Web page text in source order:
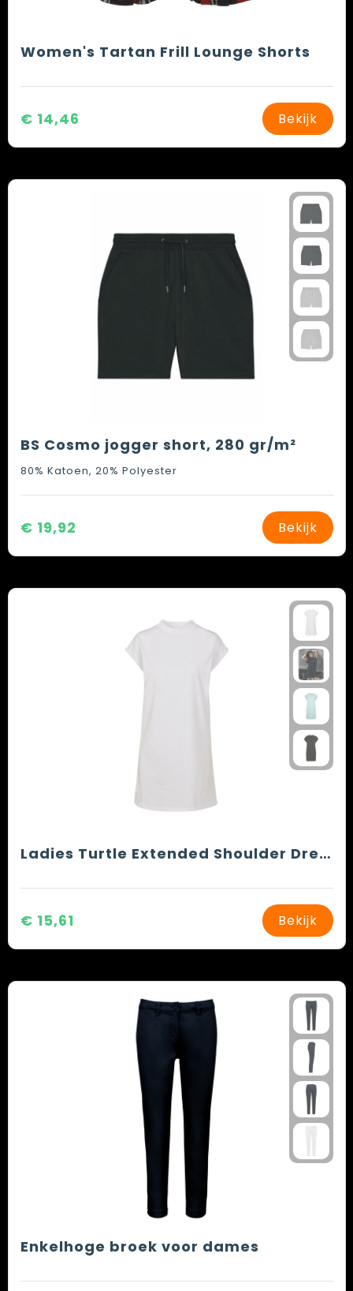
Women's Tartan Frill Lounge Shorts
€ 14,46 Bekijk
BS Cosmo jogger short, 280 gr/m²
80% Katoen, 20% Polyester
€ 19,92 Bekijk
Ladies Turtle Extended Shoulder Dress
€ 15,61 Bekijk
Enkelhoge broek voor dames